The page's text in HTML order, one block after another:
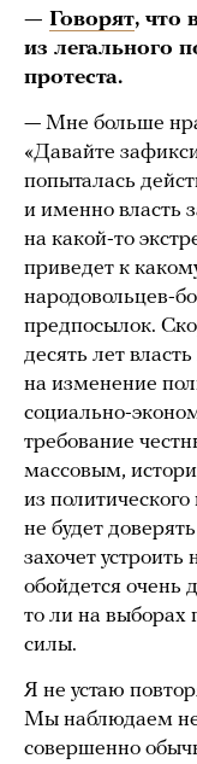
— Говорят, что
из легального
протеста.
— Мне больше
«Давайте
попыталась
и именно власть
на какой-то
приведет к
народовольцев-
предпосылок.
десять лет
на изменение
социально-
требование
массовым,
из
не будет
захочет
обойдется очень
то ли на выборах
силы.
Я не устаю
Мы наблюдаем
совершенно